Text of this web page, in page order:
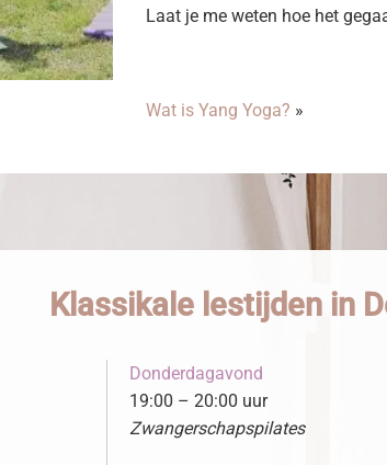
Laat je me weten hoe het
Wat is Yang Yoga? »
Klassikale lestijden in
Donderdagavond
19:00 – 20:00 uur
Zwangerschapspilates